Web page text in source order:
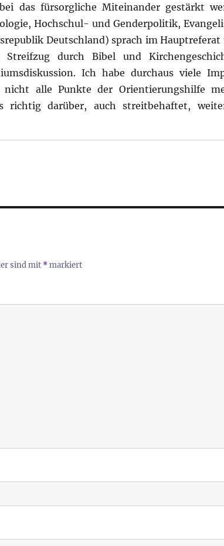
das fürsorgliche Miteinander gestärkt
Hochschul- und Genderpolitik,
Deutschland) sprach im Hauptreferat
durch Bibel und
Ich habe durchaus viele
alle Punkte der Orientierungshilfe
richtig darüber, auch streitbehaftet,
sind mit *markiert